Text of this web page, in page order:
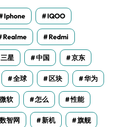
Iphone IQOO
Realme Redmi
三星 中国 京东
全球 区块 华为
微软 怎么 性能
数智网 新机 旗舰